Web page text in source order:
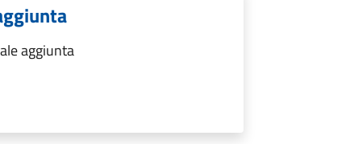
aggiunta